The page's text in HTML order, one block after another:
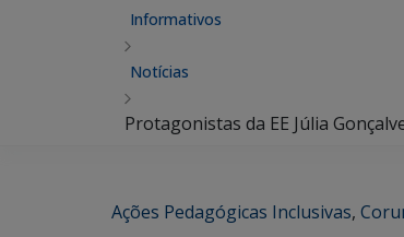
Informativos
Notícias
Protagonistas da EE Júlia
Ações Pedagógicas Inclusivas,